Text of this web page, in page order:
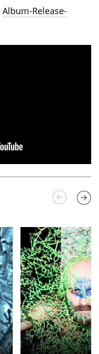
Album-Release-